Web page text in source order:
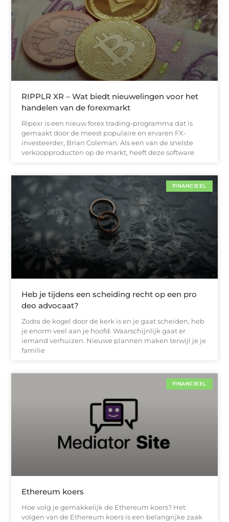
RIPPLR XR – Wat biedt nieuwelingen voor het
handelen van de forexmarkt
Ripexr is een nieuw forex trading-programma dat is
gemaakt door de meest populaire en ervaren FX-
investeerder, Brian Coleman. Als een van de snelste
verkoopproducten op de markt, heeft deze software
FINANCIEEL
Heb je tijdens een scheiding recht op een pro
deo advocaat?
Zodra de kogel door de kerk is en je gaat scheiden, heb
je enorm veel aan je hoofd. Waarschijnlijk gaat er
iemand verhuizen. Nieuwe plannen maken terwijl je je
familie
FINANCIEEL
Ethereum koers
Hoe volg je gemakkelijk de Ethereum koers? Het
volgen van de Ethereum koers is een belangrijke zaak